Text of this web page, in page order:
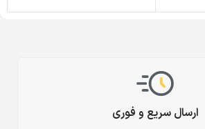
ارسال سریع و فوری